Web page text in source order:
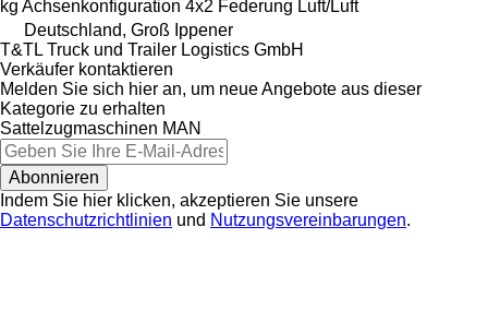
kg Achsenkonfiguration 4x2 Federung Luft/Luft
Deutschland, Groß Ippener
T&TL Truck und Trailer Logistics GmbH
Verkäufer kontaktieren
Melden Sie sich hier an, um neue Angebote aus dieser
Kategorie zu erhalten
Sattelzugmaschinen MAN
Abonnieren
Indem Sie hier klicken, akzeptieren Sie unsere
Datenschutzrichtlinien und Nutzungsvereinbarungen.